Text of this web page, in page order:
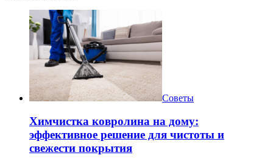
Советы
Химчистка ковролина на дому:
эффективное решение для чистоты и
свежести покрытия